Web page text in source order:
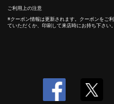
ご利用上の注意
クーポン情報は更新されます。クーポンをご
ていただくか、印刷して来店時にお持ち下さい。
``Birthday'' in a relaxing
service as the star! | 東京駅
お店情報